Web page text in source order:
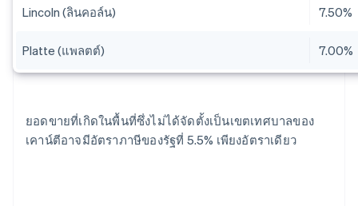
Lincoln (ลินคอล์น) 7.50%
Platte (แพลตต์) 7.00%
ยอดขายที่เกิดในพื้นที่ซึ่งไม่ได้จัดตั้งเป็นเขตเทศบาลของ
เคาน์ตีอาจมีอัตราภาษีของรัฐที่ 5.5% เพียงอัตราเดียว